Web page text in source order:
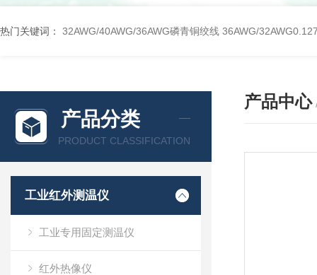
热门关键词： 32AWG/40AWG/36AWG磷青铜绞线 36AWG/
产品分类
PRODUCT CLASSIFICATION
工业红外测温仪
工业专用固定测温仪
红外热像仪
产品中心